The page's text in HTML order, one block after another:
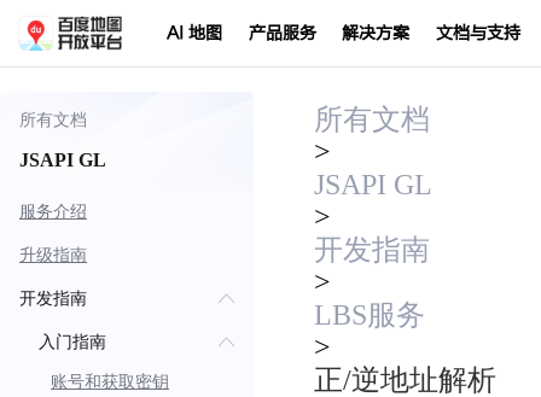
AI 地图 产品服务 解决方案 文档与支持
所有文档
JSAPI GL
服务介绍
升级指南
开发指南
入门指南
账号和获取密钥
所有文档
>
JSAPI GL
>
开发指南
>
LBS服务
>
正/逆地址解析